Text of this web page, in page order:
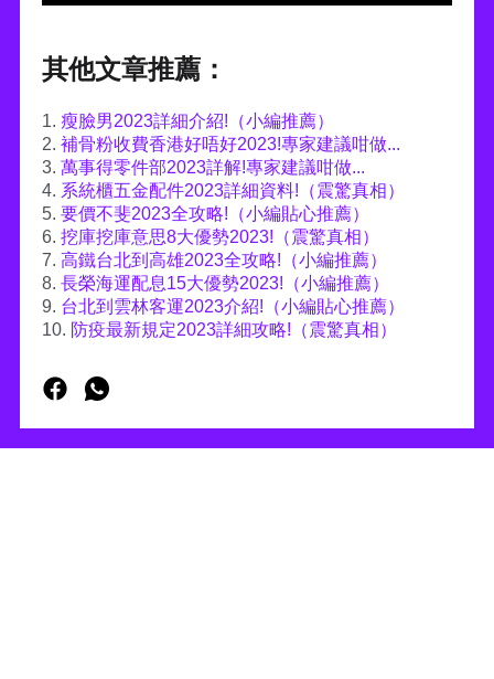
其他文章推薦：
1. 瘦臉男2023詳細介紹!（小編推薦）
2. 補骨粉收費香港好唔好2023!專家建議咁做...
3. 萬事得零件部2023詳解!專家建議咁做...
4. 系統櫃五金配件2023詳細資料!（震驚真相）
5. 要價不斐2023全攻略!（小編貼心推薦）
6. 挖庫挖庫意思8大優勢2023!（震驚真相）
7. 高鐵台北到高雄2023全攻略!（小編推薦）
8. 長榮海運配息15大優勢2023!（小編推薦）
9. 台北到雲林客運2023介紹!（小編貼心推薦）
10. 防疫最新規定2023詳細攻略!（震驚真相）